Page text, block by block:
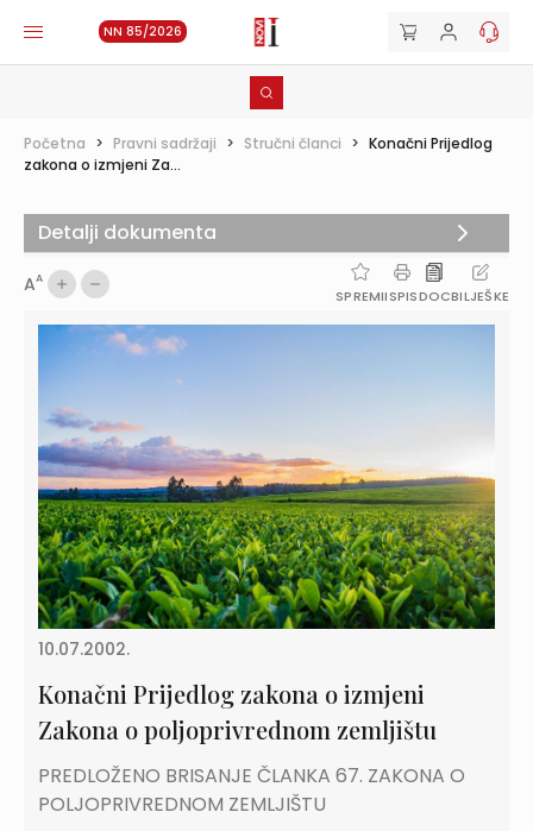
NN 85/2026
Početna > Pravni sadržaji > Stručni članci > Konačni Prijedlog
zakona o izmjeni Za...
AA
SPREMIISPISDOCBILJEŠKE
10.07.2002.
Konačni Prijedlog zakona o izmjeni
Zakona o poljoprivrednom zemljištu
PREDLOŽENO BRISANJE ČLANKA 67. ZAKONA O
POLJOPRIVREDNOM ZEMLJIŠTU
Detalji dokumenta